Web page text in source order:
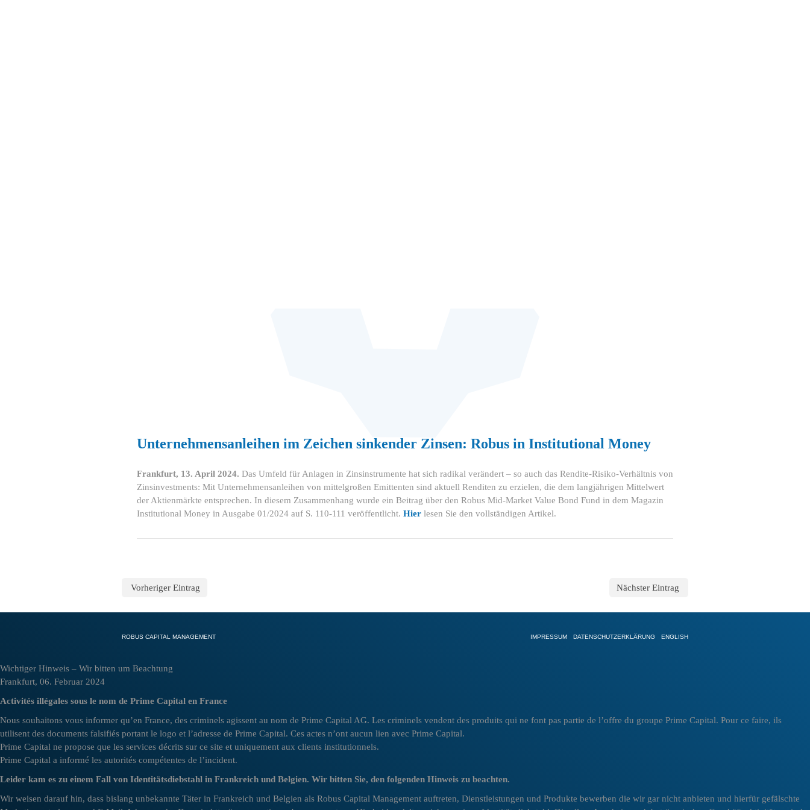
Unternehmensanleihen im Zeichen sinkender Zinsen: Robus in Institutional Money
Frankfurt, 13. April 2024. Das Umfeld für Anlagen in Zinsinstrumente hat sich radikal verändert – so auch das Rendite-Risiko-Verhältnis von
Zinsinvestments: Mit Unternehmensanleihen von mittelgroßen Emittenten sind aktuell Renditen zu erzielen, die dem langjährigen Mittelwert
der Aktienmärkte entsprechen. In diesem Zusammenhang wurde ein Beitrag über den Robus Mid-Market Value Bond Fund in dem Magazin
Institutional Money in Ausgabe 01/2024 auf S. 110-111 veröffentlicht. Hier lesen Sie den vollständigen Artikel.
Vorheriger Eintrag Nächster Eintrag
ROBUS CAPITAL MANAGEMENT IMPRESSUM DATENSCHUTZERKLÄRUNG ENGLISH
Wichtiger Hinweis – Wir bitten um Beachtung
Frankfurt, 06. Februar 2024
Activités illégales sous le nom de Prime Capital en France
Nous souhaitons vous informer qu’en France, des criminels agissent au nom de Prime Capital AG. Les criminels vendent des produits qui ne font pas partie de l’offre du groupe Prime Capital. Pour ce faire, ils
utilisent des documents falsifiés portant le logo et l’adresse de Prime Capital. Ces actes n’ont aucun lien avec Prime Capital.
Prime Capital ne propose que les services décrits sur ce site et uniquement aux clients institutionnels.
Prime Capital a informé les autorités compétentes de l’incident.
Leider kam es zu einem Fall von Identitätsdiebstahl in Frankreich und Belgien. Wir bitten Sie, den folgenden Hinweis zu beachten.
Wir weisen darauf hin, dass bislang unbekannte Täter in Frankreich und Belgien als Robus Capital Management auftreten, Dienstleistungen und Produkte bewerben die wir gar nicht anbieten und hierfür gefälschte